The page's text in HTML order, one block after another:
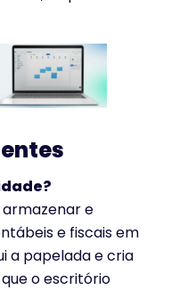
armazenar e
e fiscais em
a papelada e cria
o escritório